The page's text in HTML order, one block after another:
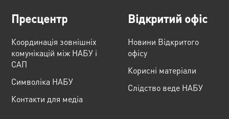
Пресцентр
Координація зовнішніх
комунікацій між НАБУ і
САП
Cимволіка НАБУ
Контакти для медіа
Відкритий офіс
Новини Відкритого
офісу
Корисні матеріали
Слідство веде НАБУ